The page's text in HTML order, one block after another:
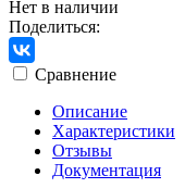
Нет в наличии
Поделиться:
Сравнение
Описание
Характеристики
Отзывы
Документация